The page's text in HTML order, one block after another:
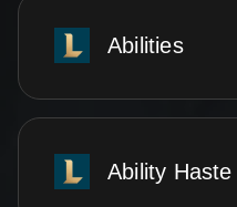
Abilities
Ability Haste